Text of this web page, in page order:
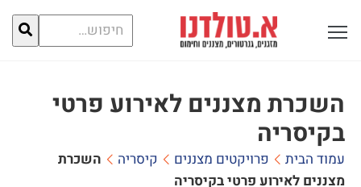
חיפוש
עבור:
פתח תפריט ראשי לתצוגה
השכרת מצננים לאירוע פרטי
בקיסריה
עמוד הבית פרויקטים מצננים קיסריה
השכרת
מצננים לאירוע פרטי בקיסריה